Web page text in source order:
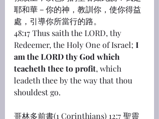
耶和華－你的神，教訓你，使你得益
處，引導你所當行的路。
48:17 Thus saith the LORD, thy
Redeemer, the Holy One of Israel; I
am the LORD thy God which
teacheth thee to profit, which
leadeth thee by the way that thou
shouldest go.
哥林多前書(1 Corinthians) 12:7 聖靈